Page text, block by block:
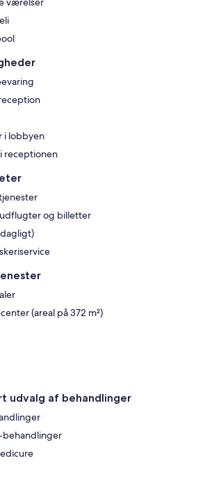
i lobbyen
receptionen
og billetter
(areal på 372 m²)
udvalg af behandlinger
behandlinger